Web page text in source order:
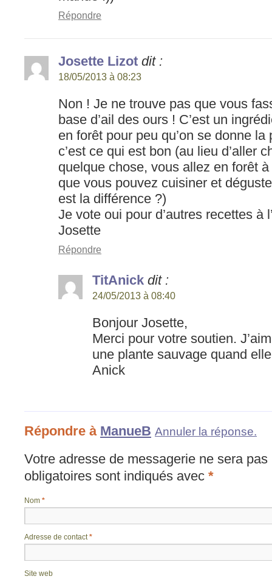
Répondre
Josette Lizot dit :
18/05/2013 à 08:23
Non ! Je ne trouve pas que vous
base d’ail des ours ! C’est un
en forêt pour peu qu’on se donne
c’est ce qui est bon (au lieu d’aller
quelque chose, vous allez en forêt
que vous pouvez cuisiner et
est la différence ?)
Je vote oui pour d’autres recettes à
Josette
Répondre
TitAnick dit :
24/05/2013 à 08:40
Bonjour Josette,
Merci pour votre soutien.
une plante sauvage quand
Anick
Répondre à ManueB Annuler la réponse.
Votre adresse de messagerie ne sera pas
obligatoires sont indiqués avec *
Nom *
Adresse de contact*
Site web